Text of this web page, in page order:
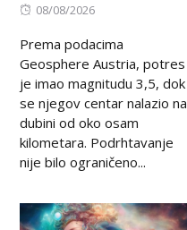
Posted
08/08/2026
Prema podacima
Geosphere Austria, potres
je imao magnitudu 3,5, dok
se njegov centar nalazio na
dubini od oko osam
kilometara. Podrhtavanje
nije bilo ograničeno...